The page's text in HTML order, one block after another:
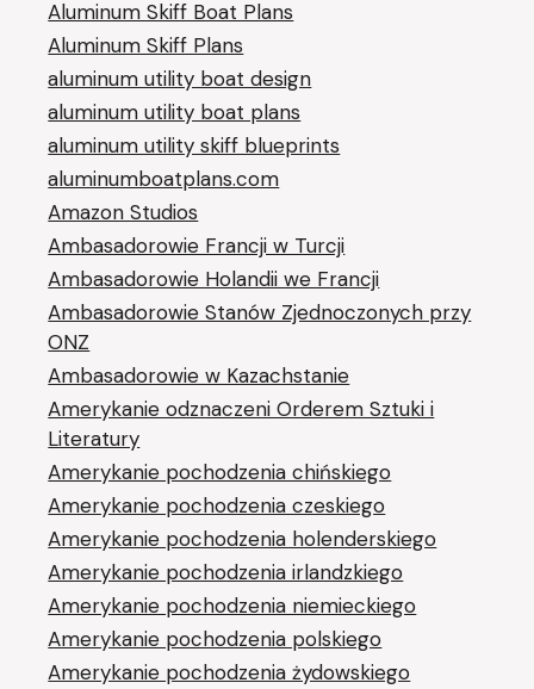
Aluminum Skiff Boat Plans
Aluminum Skiff Plans
aluminum utility boat design
aluminum utility boat plans
aluminum utility skiff blueprints
aluminumboatplans.com
Amazon Studios
Ambasadorowie Francji w Turcji
Ambasadorowie Holandii we Francji
Ambasadorowie Stanów Zjednoczonych przy
ONZ
Ambasadorowie w Kazachstanie
Amerykanie odznaczeni Orderem Sztuki i
Literatury
Amerykanie pochodzenia chińskiego
Amerykanie pochodzenia czeskiego
Amerykanie pochodzenia holenderskiego
Amerykanie pochodzenia irlandzkiego
Amerykanie pochodzenia niemieckiego
Amerykanie pochodzenia polskiego
Amerykanie pochodzenia żydowskiego